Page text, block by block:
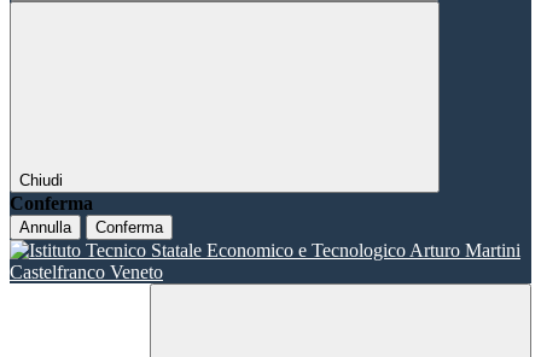
Chiudi
Conferma
Annulla Conferma